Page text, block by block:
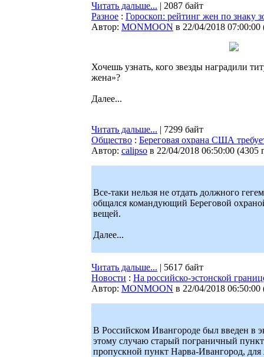
Читать дальше... | 2087 байт
Разное : Гороскоп: рейтинг жен по знаку
Автор: MONMOON в 22/04/2018 07:00:00
Хочешь узнать, кого звезды наградили
жена»?
Далее...
Читать дальше... | 7299 байт
Общество : Береговая охрана США
Автор: calipso в 22/04/2018 06:50:00 (4305
Все-таки нельзя не отдать должного
общался командующий Береговой
вещей.
Далее...
Читать дальше... | 5617 байт
Новости : На российско-эстонской
Автор: MONMOON в 22/04/2018 06:50:00
В Российском Ивангороде был введен в
этому случаю старый пограничный
пропускной пункт Нарва-Ивангород,